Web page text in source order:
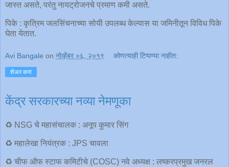
जास्त असते, परंतु नायट्रोजनचे प्रमाण कमी असते.
पिके : कृत्रिम जलसिंचनाच्या सोयी उपलब्ध केल्यास या जमिनीतून विविध पिके
घेता येतात.
Avi Bangale on नोव्हेंबर ०६, २०१९ कोणत्याही टिप्पण्‍या नाहीत:
शेअर करा
केंद्र सरकारच्या नव्या नेमणूका
♻️ NSG चे महासंचालक : अनूप कुमार सिंग
♻️ महालेखा नियंत्रक : JPS चावला
♻️ चीफ ऑफ स्टाफ कमिटीचे (COSC) नवे अध्यक्ष : लष्करप्रमुख जनरल